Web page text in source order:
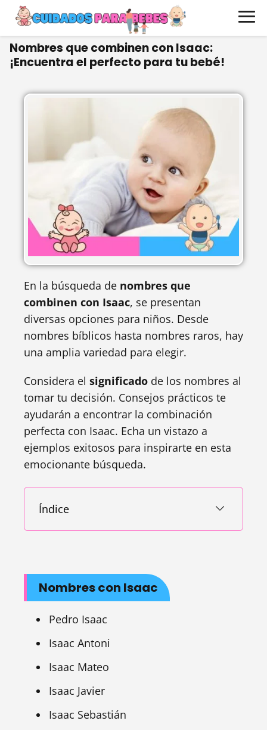
Nombres que combinen con Isaac:
¡Encuentra el perfecto para tu bebé!
En la búsqueda de nombres que
combinen con Isaac, se presentan
diversas opciones para niños. Desde
nombres bíblicos hasta nombres raros, hay
una amplia variedad para elegir.
Considera el significado de los nombres al
tomar tu decisión. Consejos prácticos te
ayudarán a encontrar la combinación
perfecta con Isaac. Echa un vistazo a
ejemplos exitosos para inspirarte en esta
emocionante búsqueda.
Índice
Nombres con Isaac
Pedro Isaac
Isaac Antoni
Isaac Mateo
Isaac Javier
Isaac Sebastián